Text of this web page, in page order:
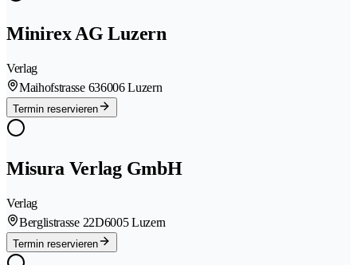
Minirex AG Luzern
Verlag
Maihofstrasse 636006 Luzern
Termin reservieren
Misura Verlag GmbH
Verlag
Berglistrasse 22D6005 Luzern
Termin reservieren